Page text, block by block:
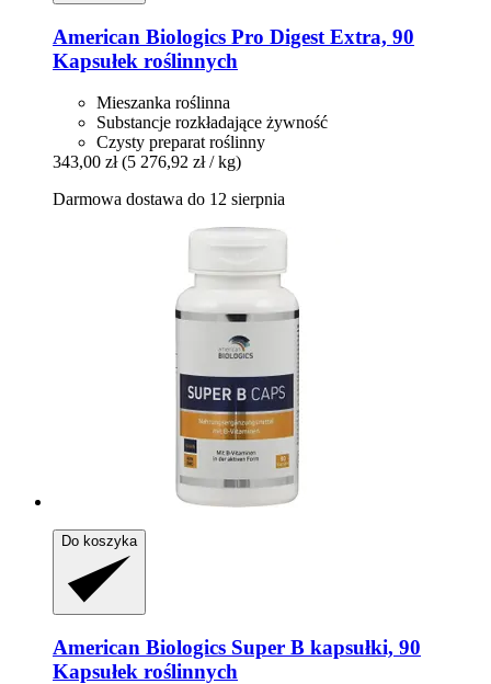
American Biologics Pro Digest Extra, 90
Kapsułek roślinnych
Mieszanka roślinna
Substancje rozkładające żywność
Czysty preparat roślinny
343,00 zł (5 276,92 zł / kg)
Darmowa dostawa do 12 sierpnia
Do koszyka
American Biologics Super B kapsułki, 90
Kapsułek roślinnych